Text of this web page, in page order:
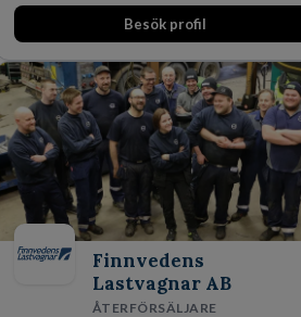
expertis inom IP-tillgångar har gett oss en
marknadsledande position. Våra klienter väljer
skydda, utveckla och kommersialisera
företagets viktigaste tillgångar.
Besök profil
Finnvedens
Lastvagnar AB
ÅTERFÖRSÄLJARE